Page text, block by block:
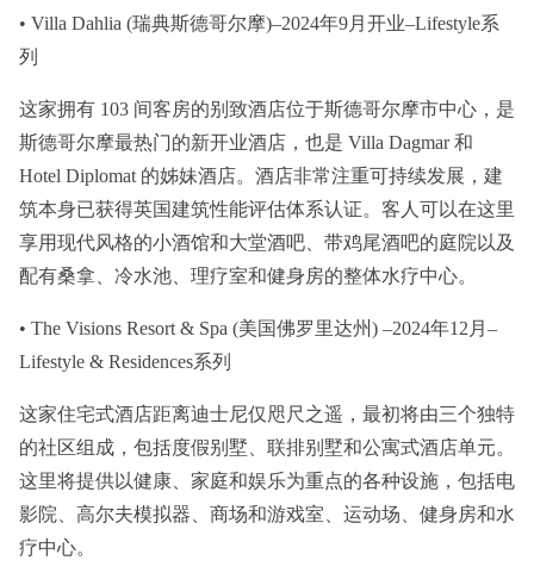
• Villa Dahlia (瑞典斯德哥尔摩)–2024年9月开业–Lifestyle系
列
这家拥有 103 间客房的别致酒店位于斯德哥尔摩市中心，是
斯德哥尔摩最热门的新开业酒店，也是 Villa Dagmar 和
Hotel Diplomat 的姊妹酒店。酒店非常注重可持续发展，建
筑本身已获得英国建筑性能评估体系认证。客人可以在这里
享用现代风格的小酒馆和大堂酒吧、带鸡尾酒吧的庭院以及
配有桑拿、冷水池、理疗室和健身房的整体水疗中心。
• The Visions Resort & Spa (美国佛罗里达州) –2024年12月–
Lifestyle & Residences系列
这家住宅式酒店距离迪士尼仅咫尺之遥，最初将由三个独特
的社区组成，包括度假别墅、联排别墅和公寓式酒店单元。
这里将提供以健康、家庭和娱乐为重点的各种设施，包括电
影院、高尔夫模拟器、商场和游戏室、运动场、健身房和水
疗中心。